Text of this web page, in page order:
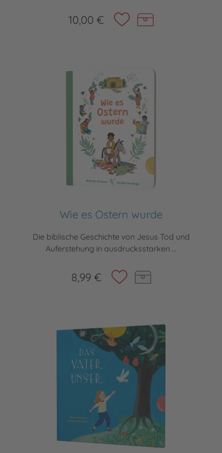
10,00 €
Wie es Ostern wurde
Die biblische Geschichte von Jesus Tod und
Auferstehung in ausdrucksstarken ...
8,99 €